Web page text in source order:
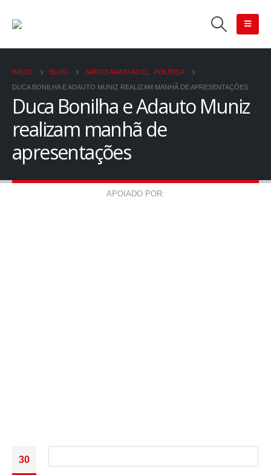
INÍCIO BLOG SANTO ANASTÁCIO POLÍTICA
DUCA BONILHA E ADAUTO MUNIZ REALIZAM MANHÃ DE APRESENTAÇÕES
Duca Bonilha e Adauto Muniz
realizam manhã de
apresentações
APOIADO POR:
30